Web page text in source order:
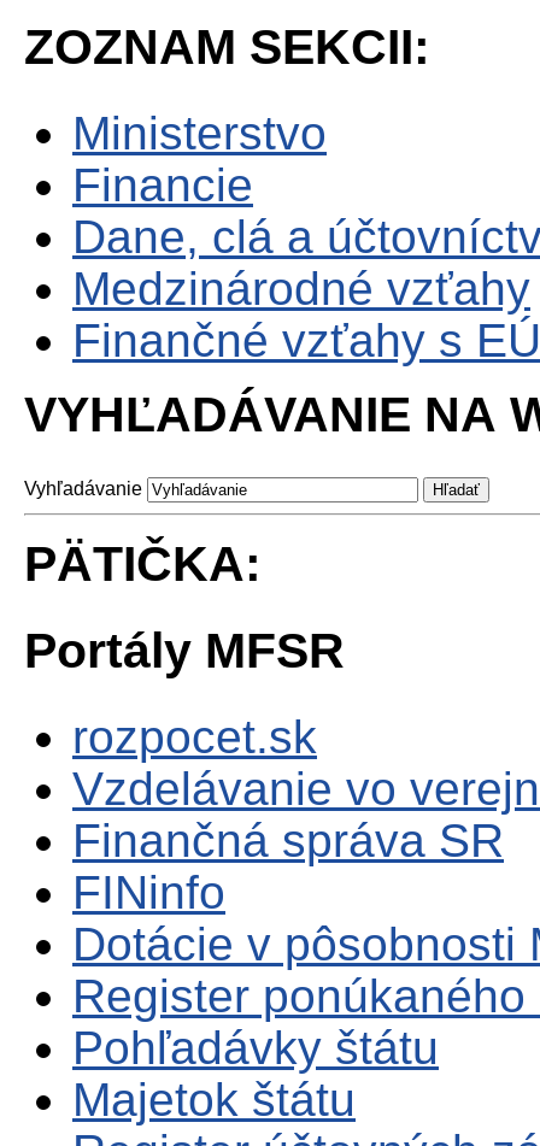
ZOZNAM SEKCII:
Ministerstvo
Financie
Dane, clá a
Medzinárodné vzťahy
Finančné vzťahy s EÚ
VYHĽADÁVANIE NA
Vyhľadávanie
PÄTIČKA:
Portály MFSR
rozpocet.sk
Vzdelávanie vo
Finančná správa SR
FINinfo
Dotácie v pôsobnosti
Register
Pohľadávky štátu
Majetok štátu